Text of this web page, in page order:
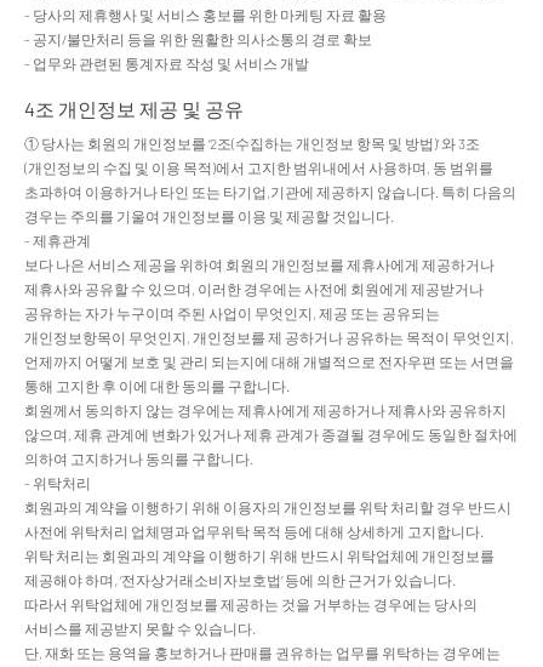
- 당사의 제휴행사 및 서비스 홍보를 위한 마케팅 자료 활용
- 공지/불만처리 등을 위한 원활한 의사소통의 경로 확보
- 업무와 관련된 통계자료 작성 및 서비스 개발
4조 개인정보 제공 및 공유
① 당사는 회원의 개인정보를 ‘2조(수집하는 개인정보 항목 및 방법)’ 와 3조
(개인정보의 수집 및 이용 목적)에서 고지한 범위내에서 사용하며, 동 범위를
초과하여 이용하거나 타인 또는 타기업,기관에 제공하지 않습니다. 특히 다음의
경우는 주의를 기울여 개인정보를 이용 및 제공할 것입니다.
- 제휴관계
보다 나은 서비스 제공을 위하여 회원의 개인정보를 제휴사에게 제공하거나
제휴사와 공유할 수 있으며, 이러한 경우에는 사전에 회원에게 제공받거나
공유하는 자가 누구이며 주된 사업이 무엇인지, 제공 또는 공유되는
개인정보항목이 무엇인지, 개인정보를 제 공하거나 공유하는 목적이 무엇인지,
언제까지 어떻게 보호 및 관리 되는지에 대해 개별적으로 전자우편 또는 서면을
통해 고지한 후 이에 대한 동의를 구합니다.
회원께서 동의하지 않는 경우에는 제휴사에게 제공하거나 제휴사와 공유하지
않으며, 제휴 관계에 변화가 있거나 제휴 관계가 종결될 경우에도 동일한 절차에
의하여 고지하거나 동의를 구합니다.
- 위탁처리
회원과의 계약을 이행하기 위해 이용자의 개인정보를 위탁 처리할 경우 반드시
사전에 위탁처리 업체명과 업무위탁 목적 등에 대해 상세하게 고지합니다.
위탁 처리는 회원과의 계약을 이행하기 위해 반드시 위탁업체에 개인정보를
제공해야 하며, ‘전자상거래소비자보호법’ 등에 의한 근거가 있습니다.
따라서 위탁업체에 개인정보를 제공하는 것을 거부하는 경우에는 당사의
서비스를 제공받지 못할 수 있습니다.
단, 재화 또는 용역을 홍보하거나 판매를 권유하는 업무를 위탁하는 경우에는